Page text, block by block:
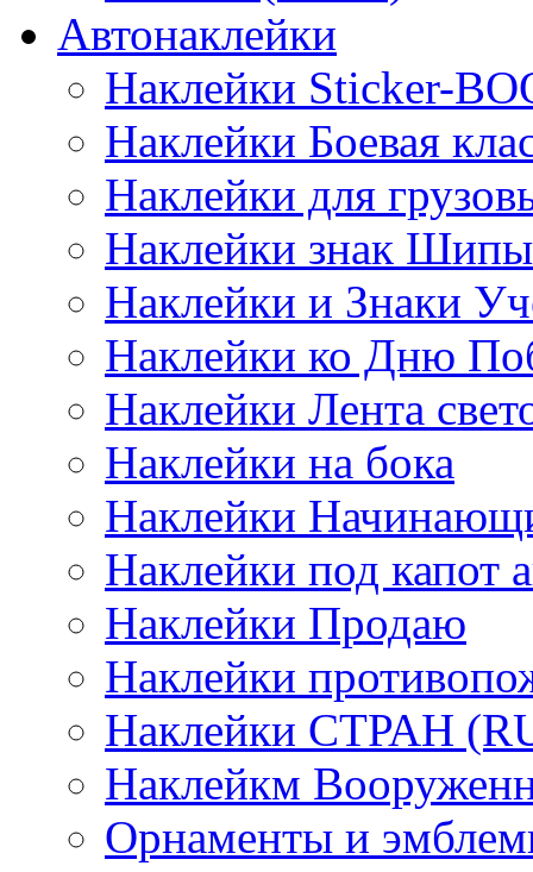
Автонаклейки
Наклейки Sticker-
Наклейки Боевая
Наклейки для
Наклейки знак Шипы
Наклейки и Знаки
Наклейки ко Дню
Наклейки Лента
Наклейки на бока
Наклейки
Наклейки под капот
Наклейки Продаю
Наклейки
Наклейки СТРАН
Наклейкм
Орнаменты и